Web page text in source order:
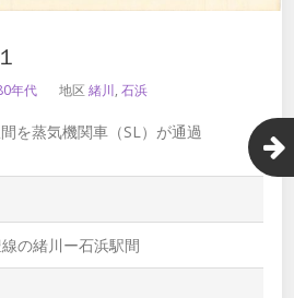
年代 地区緒川,石浜
を蒸気機関車（SL）が通過
線の緒川ー石浜駅間